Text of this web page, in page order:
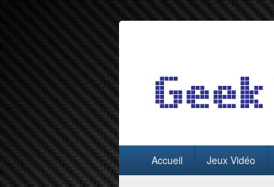
GeekTest
principalAccueil Jeux Vidéo